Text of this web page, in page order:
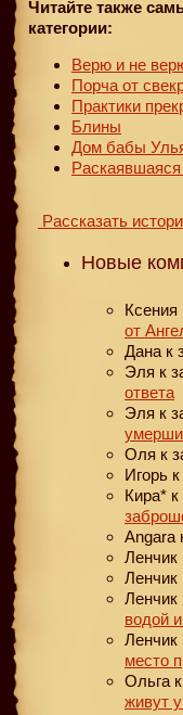
Читайте также
категории:
Верю и не
Порча от
Практики
Блины
Дом бабы
Рассказать
Новые
Ксения
от
Дана к
Эля к
ответа
Эля к
Оля к
Игорь
Кира*
Angara
Ленчик
Ленчик
Ленчик
водой
Ленчик
место
Ольга
живут